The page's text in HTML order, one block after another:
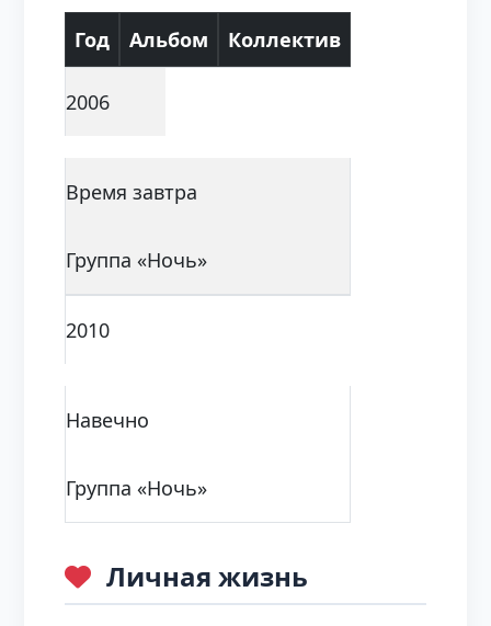
Год Альбом Коллектив
2006
Время завтра
Группа «Ночь»
2010
Навечно
Группа «Ночь»
Личная жизнь